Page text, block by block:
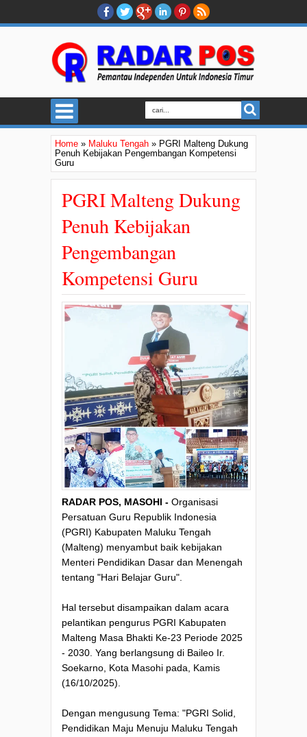
Home » Maluku Tengah » PGRI Malteng Dukung
Penuh Kebijakan Pengembangan Kompetensi
Guru
PGRI Malteng Dukung
Penuh Kebijakan
Pengembangan
Kompetensi Guru
RADAR POS, MASOHI - Organisasi
Persatuan Guru Republik Indonesia
(PGRI) Kabupaten Maluku Tengah
(Malteng) menyambut baik kebijakan
Menteri Pendidikan Dasar dan Menengah
tentang "Hari Belajar Guru".
Hal tersebut disampaikan dalam acara
pelantikan pengurus PGRI Kabupaten
Malteng Masa Bhakti Ke-23 Periode 2025
- 2030. Yang berlangsung di Baileo Ir.
Soekarno, Kota Masohi pada, Kamis
(16/10/2025).
Dengan mengusung Tema: "PGRI Solid,
Pendidikan Maju Menuju Maluku Tengah